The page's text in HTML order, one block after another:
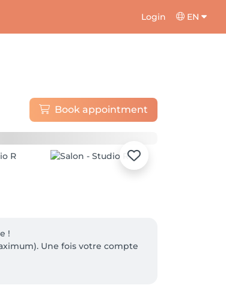
Login EN
Book appointment
!
Une fois votre compte